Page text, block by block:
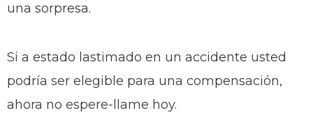
una sorpresa.
Si a estado lastimado en un accidente usted
podría ser elegible para una compensación,
ahora no espere-llame hoy.